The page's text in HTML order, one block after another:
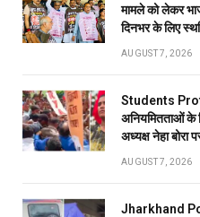
मामले को लेकर
दिनभर के लिए
AUGUST 7, 2026
Students
अनियमितताओं के
अध्यक्ष नेहा बोरा
AUGUST 7, 2026
Jharkhand